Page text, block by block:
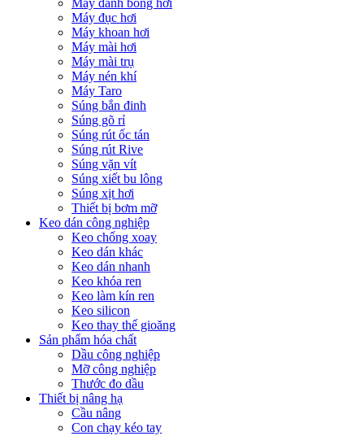
Máy đục hơi
Máy khoan hơi
Máy mài hơi
Máy mài trụ
Máy nén khí
Máy Taro
Súng bắn đinh
Súng gõ rỉ
Súng rút ốc tán
Súng rút Rive
Súng vặn vít
Súng xiết bu lông
Súng xịt hơi
Thiết bị bơm mỡ
Keo dán công nghiệp
Keo chống xoay
Keo dán khác
Keo dán nhanh
Keo khóa ren
Keo làm kín ren
Keo silicon
Keo thay thế gioăng
Sản phẩm hóa chất
Dầu công nghiệp
Mỡ công nghiệp
Thước đo dầu
Thiết bị nâng hạ
Cầu nâng
Con chạy kéo tay